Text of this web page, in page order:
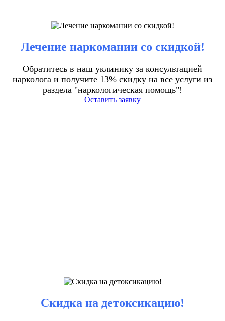
Лечение наркомании со скидкой!
Обратитесь в наш уклинику за консультацией
нарколога и получите 13% скидку на все услуги из
раздела "наркологическая помощь"!
Оставить заявку
Скидка на детоксикацию!